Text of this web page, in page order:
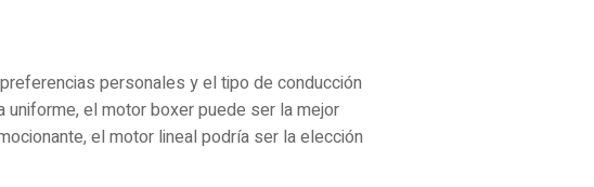
personales y el tipo de conducción
el motor boxer puede ser la mejor
el motor lineal podría ser la elección